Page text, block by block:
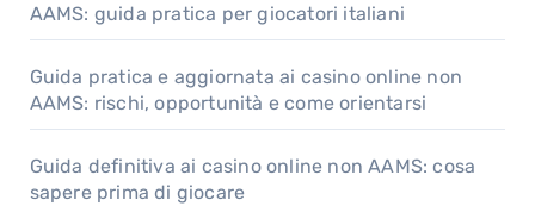
AAMS: guida pratica per giocatori italiani
Guida pratica e aggiornata ai casino online non
AAMS: rischi, opportunità e come orientarsi
Guida definitiva ai casino online non AAMS: cosa
sapere prima di giocare